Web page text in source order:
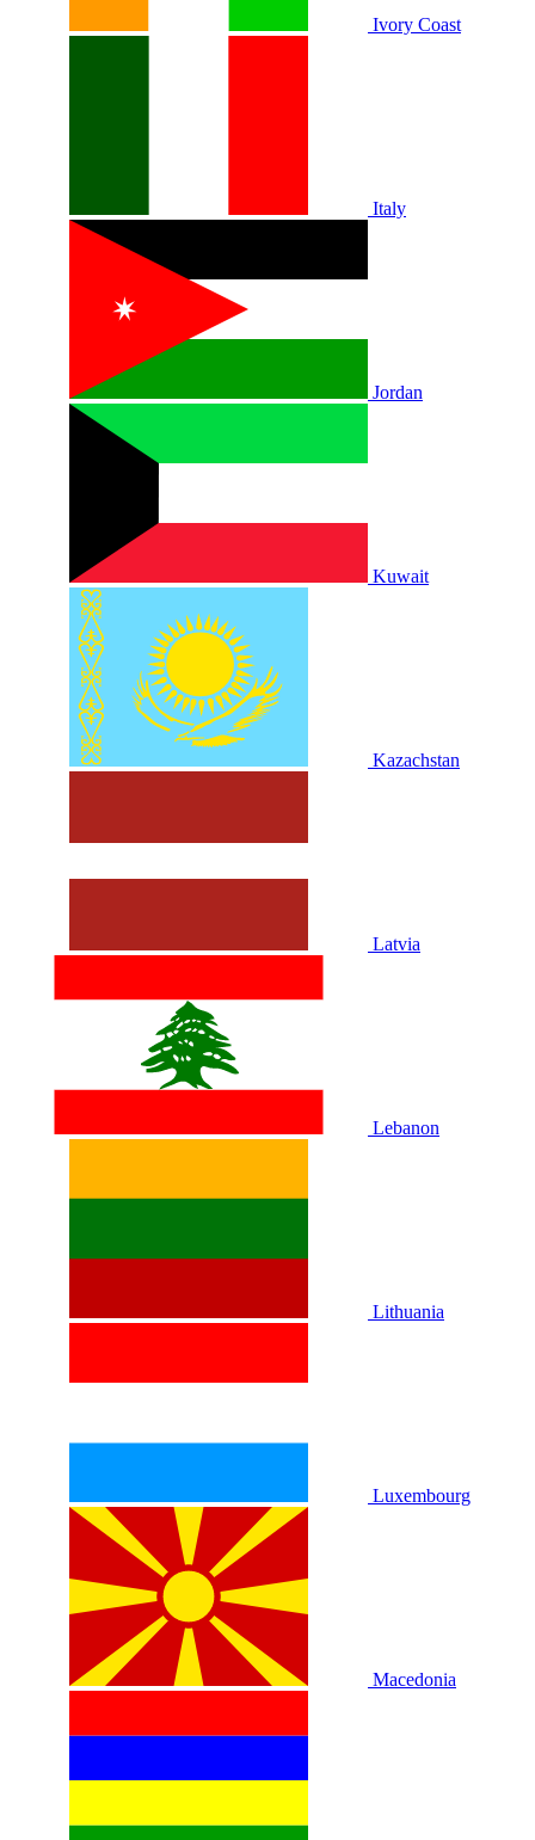
Ivory Coast
Italy
Jordan
Kuwait
Kazachstan
Latvia
Lebanon
Lithuania
Luxembourg
Macedonia